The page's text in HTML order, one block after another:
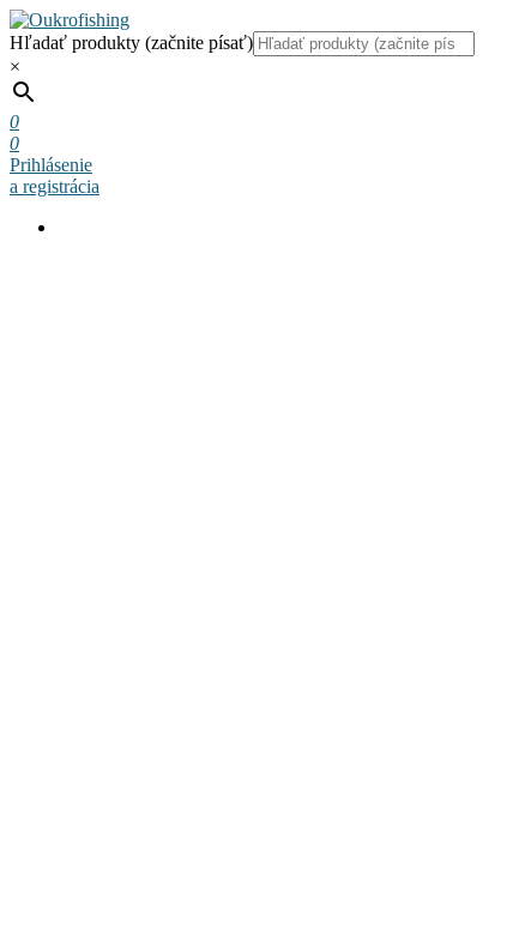
Hľadať produkty (začnite písať)
×
0
0
Prihlásenie
a registrácia